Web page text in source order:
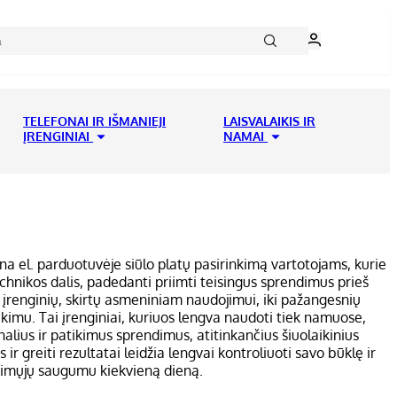
TELEFONAI IR IŠMANIEJI
ĮRENGINIAI
LAISVALAIKIS IR
NAMAI
el. parduotuvėje siūlo platų pasirinkimą vartotojams, kurie
dalis, padedanti priimti teisingus sprendimus prieš
skirtų asmeniniam naudojimui, iki pažangesnių
Tai įrenginiai, kuriuos lengva naudoti tiek namuose,
ir patikimus sprendimus, atitinkančius šiuolaikinius
ir greiti rezultatai leidžia lengvai kontroliuoti savo būklę ir
saugumu kiekvieną dieną.